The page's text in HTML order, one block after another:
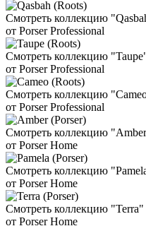
Смотреть коллекцию
от Porser Professional
Смотреть коллекцию
от Porser Professional
Смотреть коллекцию
от Porser Professional
Смотреть коллекцию
от Porser Home
Смотреть коллекцию
от Porser Home
Смотреть коллекцию "Terra"
от Porser Home